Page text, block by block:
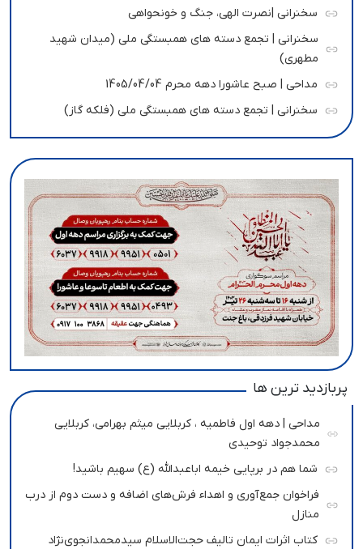
سخنرانی |نصرت الهی، جنگ و خونحواهی
سخنرانی | تجمع دسته های همبستگی ملی (میدان شهید
مطهری)
مداحی | صبح عاشورا دهه محرم 1405/04/04
سخنرانی | تجمع دسته های همبستگی ملی (فلکه گاز)
پربازدید ترین ها
مداحی | دهه اول فاطمیه ، کربلایی میثم بهرامی، کربلایی
محمدجواد توحیدی
شما هم در برپایی خیمه اباعبدالله (ع) سهیم باشید!
فراخوان جمع‌آوری و اهداء فرش‌های اضافه و دست دوم از درب
منازل
کتاب اثرات ایمان تالیف حجت‌الاسلام سیدمحمدانجوی‌نژاد